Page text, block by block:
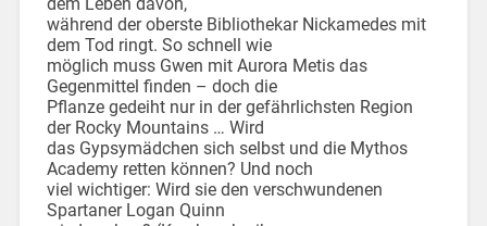
während der oberste Bibliothekar Nickamedes mit
dem Tod ringt. So schnell wie
möglich muss Gwen mit Aurora Metis das
Gegenmittel finden – doch die
Pflanze gedeiht nur in der gefährlichsten Region
der Rocky Mountains … Wird
das Gypsymädchen sich selbst und die Mythos
Academy retten können? Und noch
viel wichtiger: Wird sie den verschwundenen
Spartaner Logan Quinn